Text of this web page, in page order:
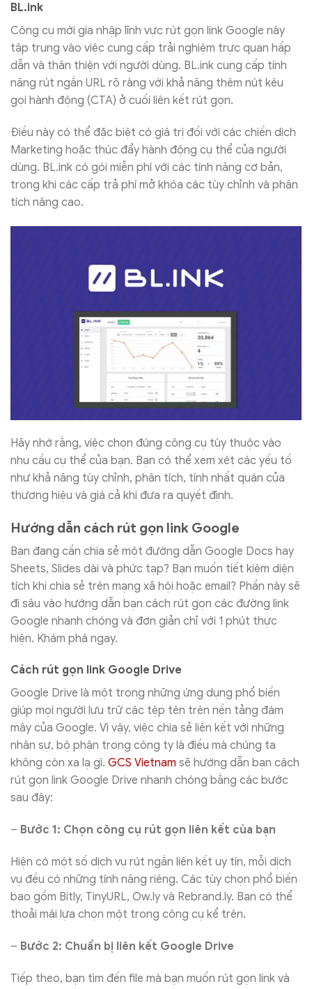
BL.ink
Công cụ mới gia nhập lĩnh vực rút gọn link Google này
tập trung vào việc cung cấp trải nghiệm trực quan hấp
dẫn và thân thiện với người dùng. BL.ink cung cấp tính
năng rút ngắn URL rõ ràng với khả năng thêm nút kêu
gọi hành động (CTA) ở cuối liên kết rút gọn.
Điều này có thể đặc biệt có giá trị đối với các chiến dịch
Marketing hoặc thúc đẩy hành động cụ thể của người
dùng. BL.ink có gói miễn phí với các tính năng cơ bản,
trong khi các cấp trả phí mở khóa các tùy chỉnh và phân
tích nâng cao.
Hãy nhớ rằng, việc chọn đúng công cụ tùy thuộc vào
nhu cầu cụ thể của bạn. Bạn có thể xem xét các yếu tố
như khả năng tùy chỉnh, phân tích, tính nhất quán của
thương hiệu và giá cả khi đưa ra quyết định.
Hướng dẫn cách rút gọn link Google
Bạn đang cần chia sẻ một đường dẫn Google Docs hay
Sheets, Slides dài và phức tạp? Bạn muốn tiết kiệm diện
tích khi chia sẻ trên mạng xã hội hoặc email? Phần này sẽ
đi sâu vào hướng dẫn bạn cách rút gọn các đường link
Google nhanh chóng và đơn giản chỉ với 1 phút thực
hiện. Khám phá ngay.
Cách rút gọn link Google Drive
Google Drive là một trong những ứng dụng phổ biến
giúp mọi người lưu trữ các tệp tên trên nền tảng đám
mây của Google. Vì vậy, việc chia sẻ liên kết với những
nhân sự, bộ phận trong công ty là điều mà chúng ta
không còn xa lạ gì. GCS Vietnam sẽ hướng dẫn bạn cách
rút gọn link Google Drive nhanh chóng bằng các bước
sau đây:
– Bước 1: Chọn công cụ rút gọn liên kết của bạn
Hiện có một số dịch vụ rút ngắn liên kết uy tín, mỗi dịch
vụ đều có những tính năng riêng. Các tùy chọn phổ biến
bao gồm Bitly, TinyURL, Ow.ly và Rebrand.ly. Bạn có thể
thoải mái lựa chọn một trong công cụ kể trên.
– Bước 2: Chuẩn bị liên kết Google Drive
Tiếp theo, bạn tìm đến file mà bạn muốn rút gọn link và